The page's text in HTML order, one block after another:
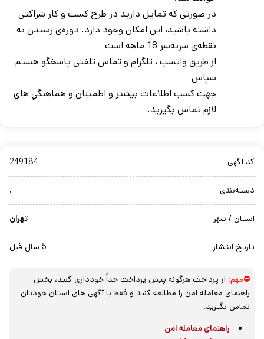
در صورتی که تمایل دارید در طرح کسب و کار شراکتی
داشته باشید، این امکان وجود دارد. دوره‌ی رسیدن به
نقطه‌ی سربه‌سر 18 ماهه است
از طریق واتسپ ، تلگرام و تماس تلفتی پاسخگو هستم
سپاس
جهت کسب اطلاعات بيشتر و اطمينان و هماهنگي هاي
لازم تماس بگيريد.
کد آگهی 249184
دسته‌بندی .
استان / شهر تهران
تاریخ انتشار 5 سال قبل
⛔مهم: از پرداخت هرگونه پیش پرداخت جداً خودداری کنید، بخش
راهنمای معامله امن را مطالعه کنید و فقط با آگهی های استان خودتان
تماس بگیرید.
راهنمای معامله امن